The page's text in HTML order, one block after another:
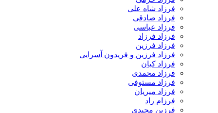
فرزاد شاه علی
فرزاد صادقی
فرزاد عباسی
فرزاد فرزاد
فرزاد فرزین
فرزاد فرزین و فریدون آسرایی
فرزاد کیان
فرزاد محمدی
فرزاد مستوفی
فرزاد میریان
فرزام راد
فرزین مجیدی